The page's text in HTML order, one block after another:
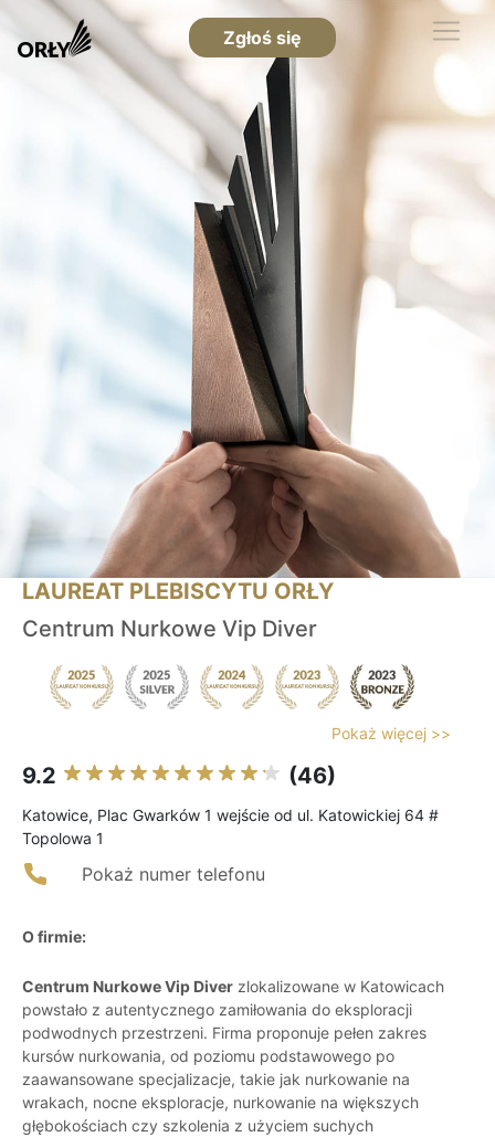
Zgłoś się
LAUREAT PLEBISCYTU ORŁY
Centrum Nurkowe Vip Diver
Pokaż więcej >>
9.2 (46)
Katowice, Plac Gwarków 1 wejście od ul. Katowickiej 64 #
Topolowa 1
Pokaż numer telefonu
O firmie:
Centrum Nurkowe Vip Diver zlokalizowane w Katowicach
powstało z autentycznego zamiłowania do eksploracji
podwodnych przestrzeni. Firma proponuje pełen zakres
kursów nurkowania, od poziomu podstawowego po
zaawansowane specjalizacje, takie jak nurkowanie na
wrakach, nocne eksploracje, nurkowanie na większych
głębokościach czy szkolenia z użyciem suchych